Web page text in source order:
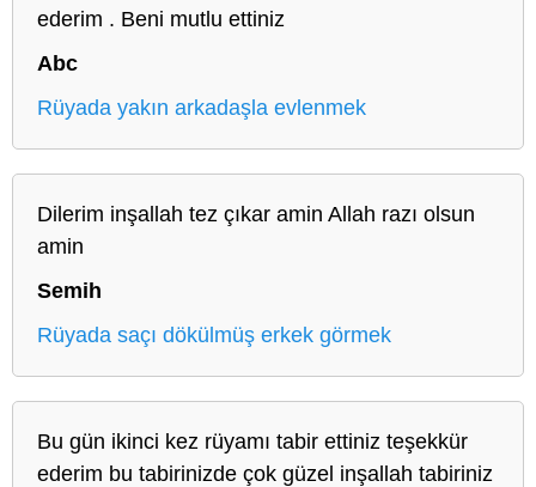
ederim . Beni mutlu ettiniz
Abc
Rüyada yakın arkadaşla evlenmek
Dilerim inşallah tez çıkar amin Allah razı olsun
amin
Semih
Rüyada saçı dökülmüş erkek görmek
Bu gün ikinci kez rüyamı tabir ettiniz teşekkür
ederim bu tabirinizde çok güzel inşallah tabiriniz